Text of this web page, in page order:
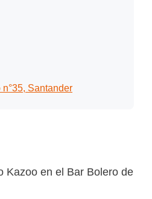
Santander
Kazoo en el Bar Bolero de